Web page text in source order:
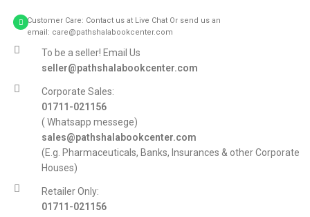
Customer Care: Contact us at Live Chat Or send us an
email: care@pathshalabookcenter.com
To be a seller! Email Us
seller@pathshalabookcenter.com
Corporate Sales:
01711-021156
( Whatsapp messege)
sales@pathshalabookcenter.com
(E.g. Pharmaceuticals, Banks, Insurances & other Corporate
Houses)
Retailer Only:
01711-021156